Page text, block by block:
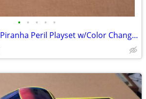
• • • • •
Used Hot Wheels Piranha Peril Playset w/Color Change Car